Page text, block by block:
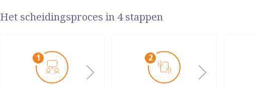
Het scheidingsproces in 4 stappen